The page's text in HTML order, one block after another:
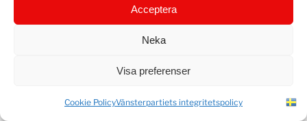
Acceptera
Neka
Visa preferenser
Cookie PolicyVänsterpartiets integritetspolicy
det – behovet av en ny riktning efter fyra svåra år med
Tidöpartierna vid makten. En politik som står på din sida.
Hon talade om ett solidariskt samhälle som finns där
också frågan om rättvisa löner och gav ett tydligt